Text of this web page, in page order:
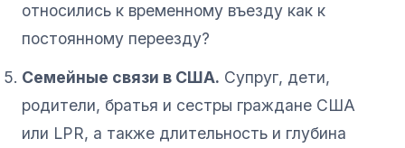
относились к временному въезду как к
постоянному переезду?
Семейные связи в США. Супруг, дети,
родители, братья и сестры граждане США
или LPR, а также длительность и глубина